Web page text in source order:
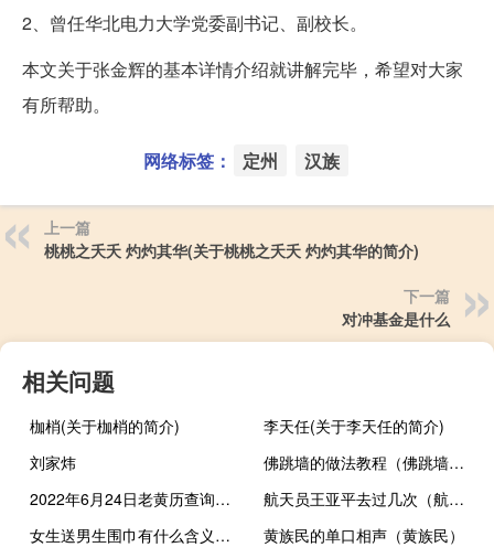
2、曾任华北电力大学党委副书记、副校长。
本文关于张金辉的基本详情介绍就讲解完毕，希望对大家
有所帮助。
网络标签： 定州 汉族
上一篇
桃桃之夭夭 灼灼其华(关于桃桃之夭夭 灼灼其华的简介)
下一篇
对冲基金是什么
相关问题
枷梢(关于枷梢的简介)
李天任(关于李天任的简介)
刘家炜
佛跳墙的做法教程（佛跳墙的做法）
2022年6月24日老黄历查询什么日子（是星期几）
航天员王亚平去过几次（航天员王亚平什么时候回来4月份已经成功着陆）
女生送男生围巾有什么含义（女生送男生围巾有什么含义）
黄族民的单口相声（黄族民）